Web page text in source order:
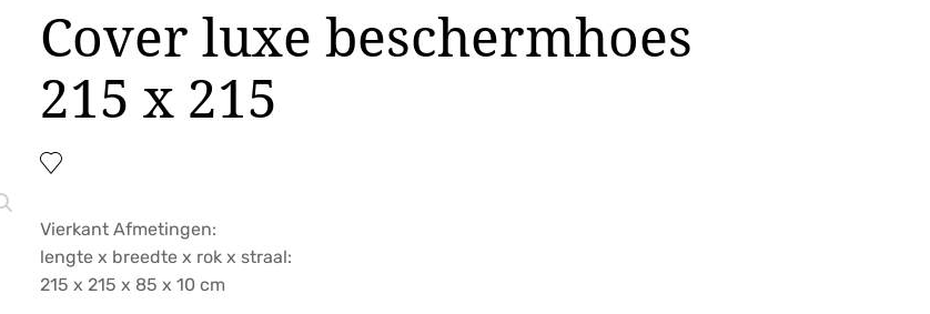
Cover luxe beschermhoes
215 x 215
Vierkant Afmetingen:
lengte x breedte x rok x straal:
215 x 215 x 85 x 10 cm